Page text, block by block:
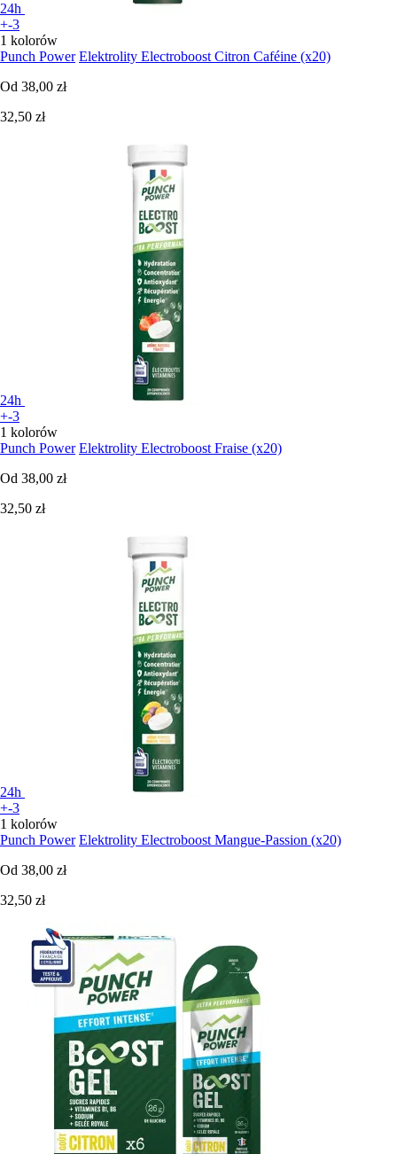
24h
+-3
1 kolorów
Punch Power Elektrolity Electroboost Citron Caféine (x20)
Od 38,00 zł
32,50 zł
24h
+-3
1 kolorów
Punch Power Elektrolity Electroboost Fraise (x20)
Od 38,00 zł
32,50 zł
24h
+-3
1 kolorów
Punch Power Elektrolity Electroboost Mangue-Passion (x20)
Od 38,00 zł
32,50 zł